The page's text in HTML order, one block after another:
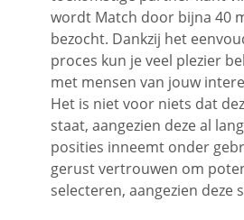
wordt Match door bijna 40
bezocht. Dankzij het
proces kun je veel plezier
met mensen van jouw
Het is niet voor niets dat
staat, aangezien deze al
posities inneemt onder
gerust vertrouwen om
selecteren, aangezien deze